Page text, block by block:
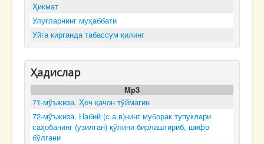
Ҳикмат
Улуғларнинг муҳаббати
Уйга кирганда табассум қилинг
Ҳадислар
Mp3
71-мўъжиза. Ҳеч қачон тўймагин
72-мўъжиза. Набий (с.а.в)нинг муборак тупуклари
саҳобанинг (узилган) қўлини бирлаштириб, шифо
бўлгани